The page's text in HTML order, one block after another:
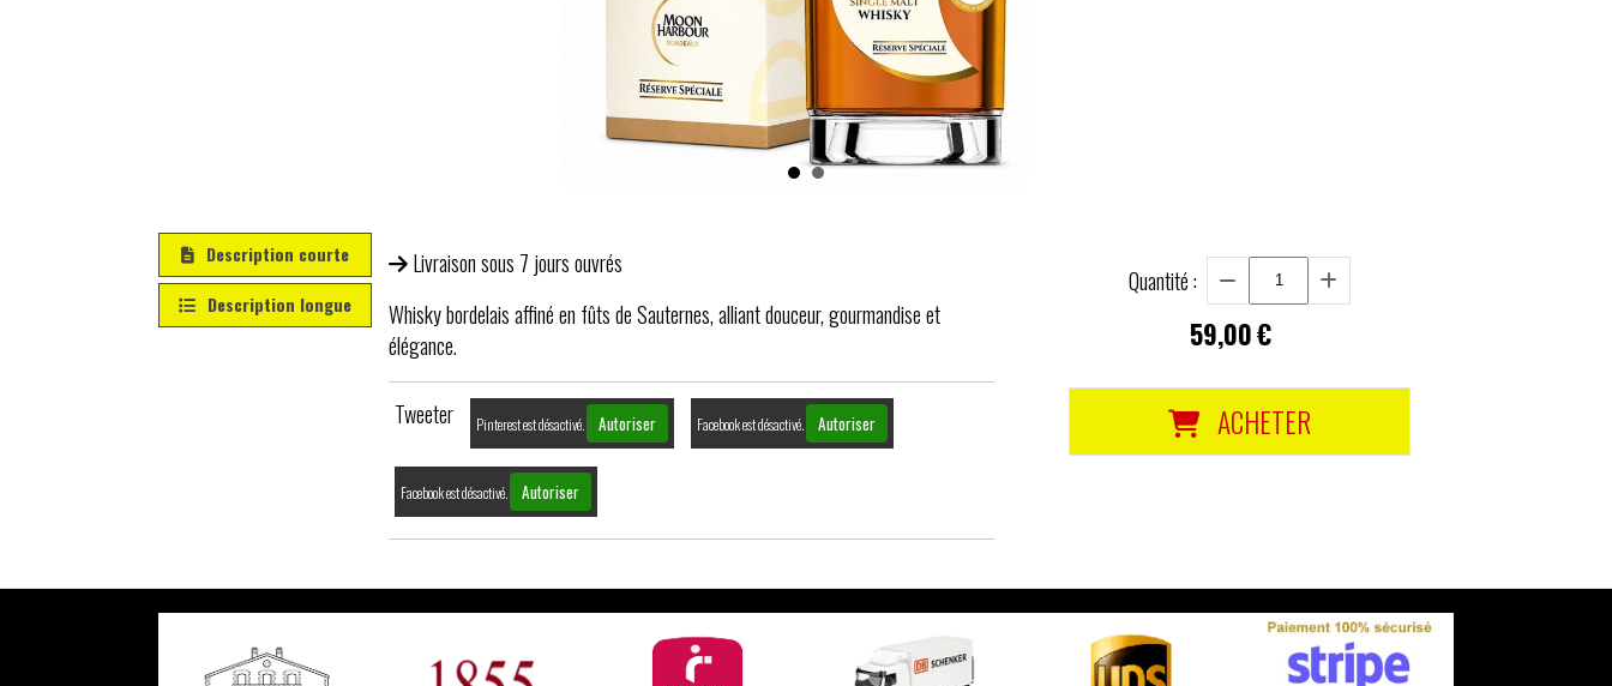
Quantité :
59,00€
ACHETER
Description courte
Description longue
Livraison sous 7 jours ouvrés
Whisky bordelais affiné en fûts de Sauternes, alliant douceur, gourmandise et
élégance.
Tweeter Pinterest est désactivé. Autoriser Facebook est désactivé. Autoriser
Facebook est désactivé. Autoriser